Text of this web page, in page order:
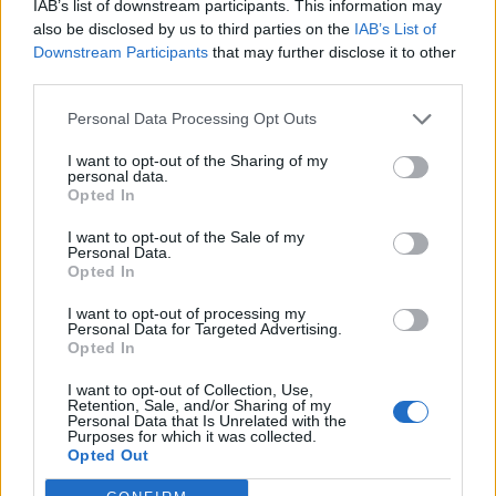
IAB’s list of downstream participants. This information may
also be disclosed by us to third parties on the IAB’s List of
Downstream Participants that may further disclose it to other
Personal Data Processing Opt Outs
I want to opt-out of the Sharing of my
personal data.
Opted In
I want to opt-out of the Sale of my
Personal Data.
Opted In
I want to opt-out of processing my
Personal Data for Targeted Advertising.
Opted In
I want to opt-out of Collection, Use,
Retention, Sale, and/or Sharing of my
Personal Data that Is Unrelated with the
Purposes for which it was collected.
Opted Out
Alejandro Tabilo e pelo belga Alexander Blockx.
Um dos momentos mais aguardados da semana foi
também o regresso do suíço Stan Wawrinka ao Estoril,
integrado na digressão de despedida do antigo vencedor
de três torneios do Grand Slam.
A edição de 2026 ficou igualmente marcada pela maior
representação portuguesa de sempre num torneio ATP
Faria, Henrique Rocha, Frederico Ferreira Silva, Tiago
Pereira e Tiago Torres integraram o quadro principal,
cards após as entradas diretas de alguns jogadores.
protagonizaram as melhores campanhas da edição,
ambos alcançando os quartos de final. Torres assinou
um dos resultados mais marcantes do torneio ao
eliminar o chileno Alejandro Tabilo, terceiro cabeça de
português
Publicado 1 dia atrás on 07/08/2026
A cidade de Castelo Branco, na região Centro de
Portugal, acolhe, nos dias 4 e 5 de setembro, no Centro
de Cultura Contemporânea de Castelo Branco (CCCCB),
a primeira edição da “Bienal Internacional de Artes e
Ofícios”, iniciativa organizada pela Câmara Municipal de
Castelo Branco, através da Divisão de Museus e Cultura,
e integrada na programação do “Festival Sabores de
Perdição”, que decorrerá entre 3 e 6 de setembro.
A Bienal nasce na sequência da inclusão de Castelo
Branco na “Rede de Cidades Criativas da UNESCO”,
distinção atribuída em 31 de outubro de 2023, na
categoria “Artesanato e Artes Populares”,